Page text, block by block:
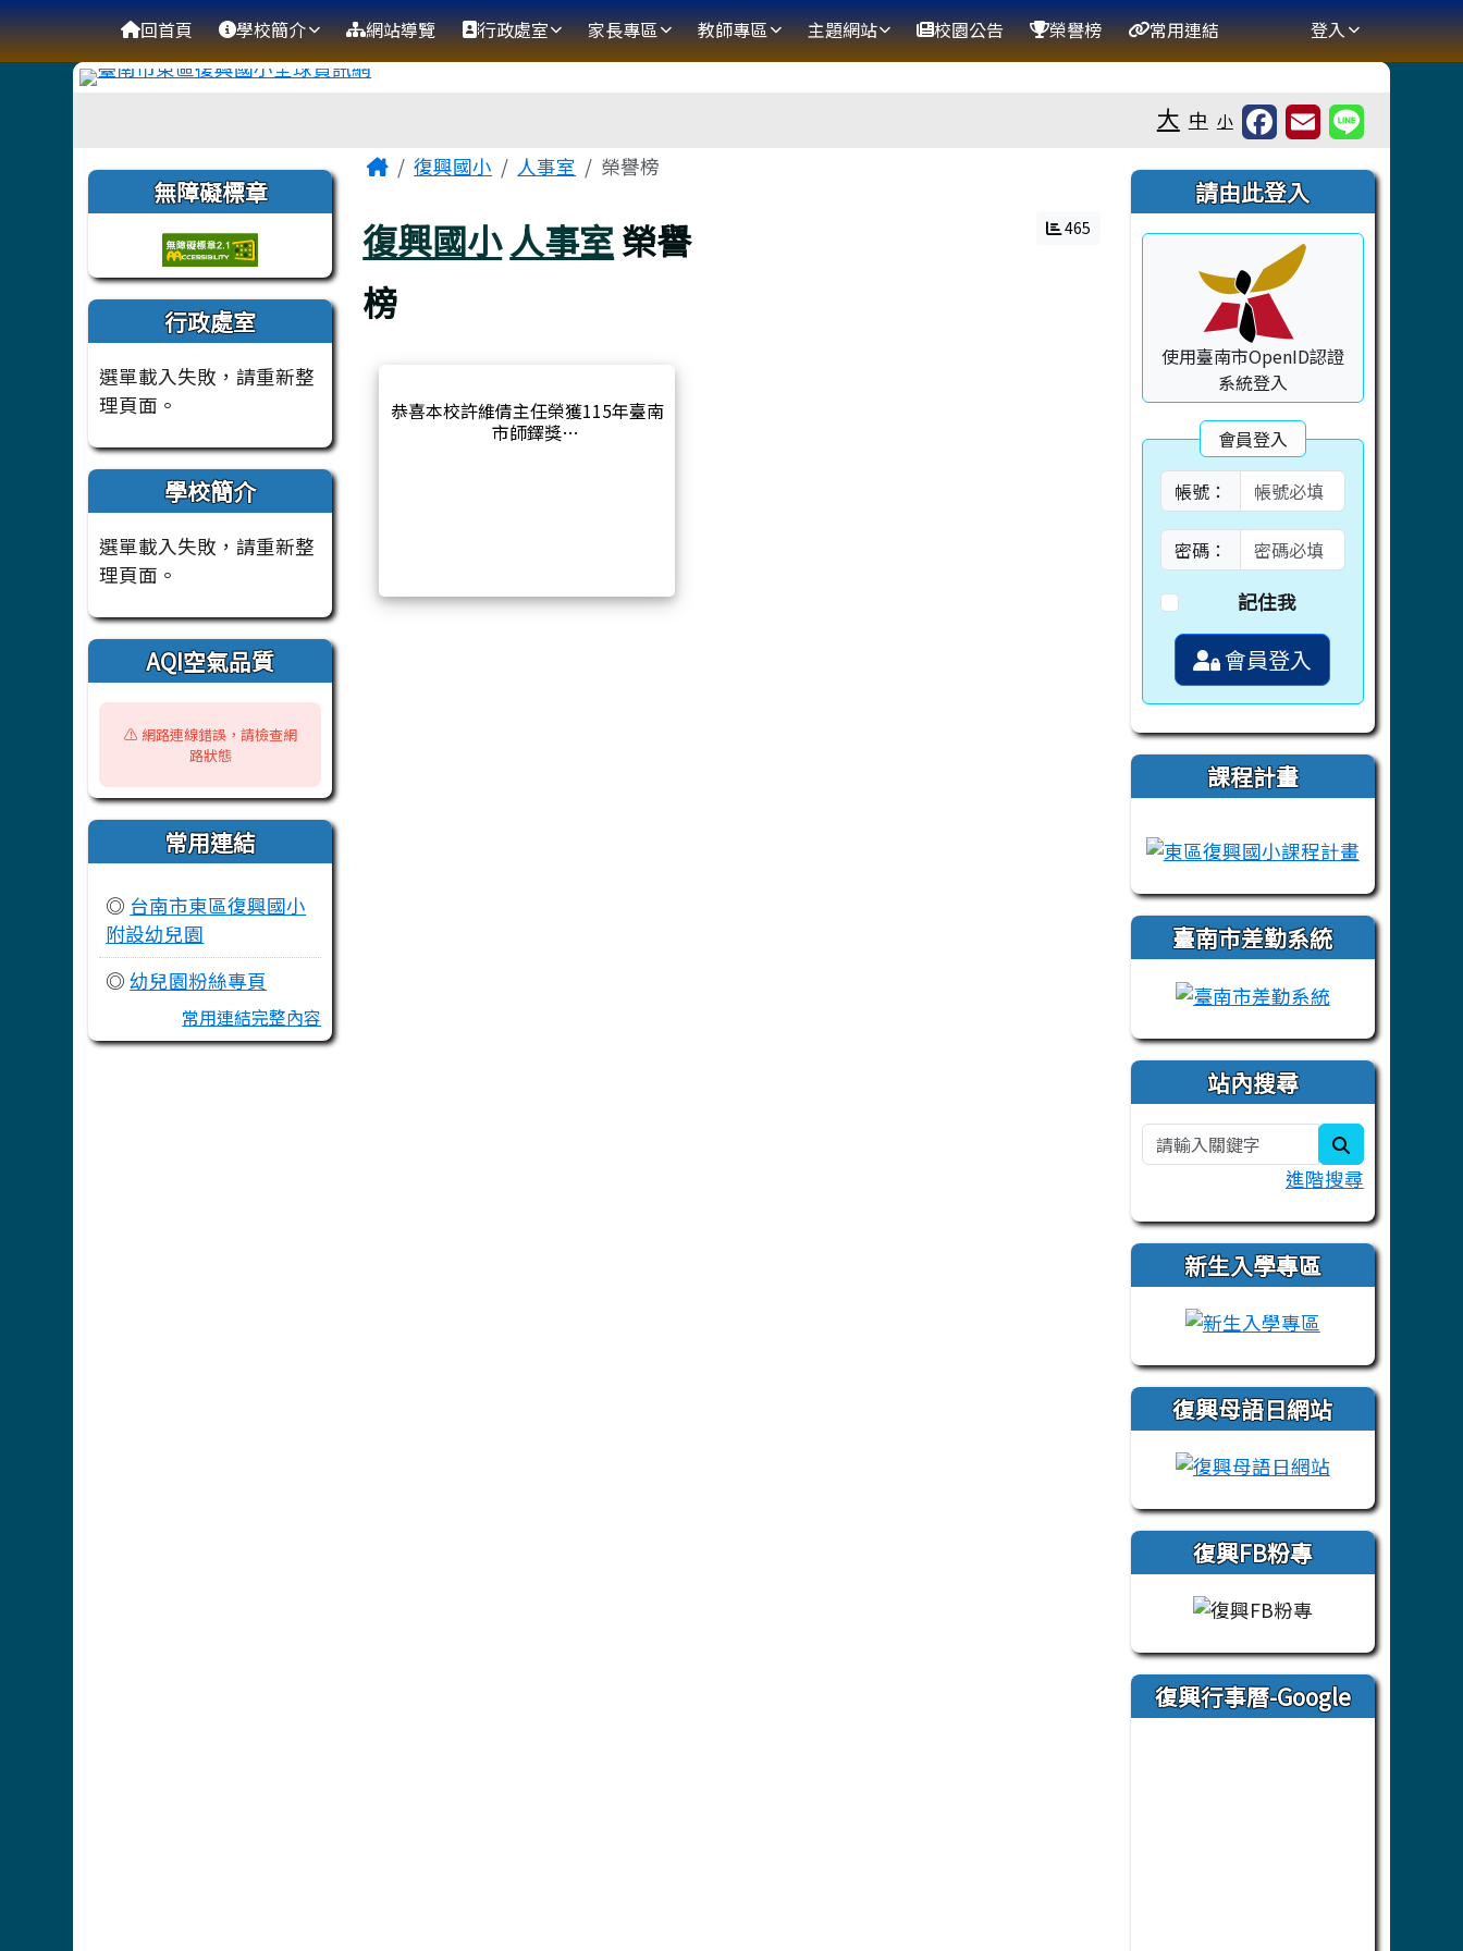
跳至主內容區
臺南市復興國小全球資訊網
導覽列 回首頁 學校簡介 網站導覽 行政處室 家長專區 教師專區 主題網站 校園公告 榮譽榜 常用連結 登入
大 中 小
左邊區域內容
無障礙標章
行政處室
選單載入失敗，請重新整
理頁面。
學校簡介
選單載入失敗，請重新整
理頁面。
AQI空氣品質
⚠️ 網路連線錯誤，請檢查網
路狀態
常用連結
◎ 台南市東區復興國小
附設幼兒園
◎幼兒園粉絲專頁
常用連結完整內容
主內容區域
Home復興國小 人事室 榮譽榜
復興國小人事室榮譽
榜
465
恭喜本校許維倩主任榮獲115年臺南
市師鐸獎
右邊區域內容
請由此登入
使用臺南市OpenID認證
系統登入
會員登入
帳號：
密碼：
記住我
會員登入
課程計畫
link to https://campus-
link to
臺南市差勤系統
站內搜尋
進階搜尋
新生入學專區
復興母語日網站
link to https://
復興FB粉專
復興行事曆-Google
頁尾區域